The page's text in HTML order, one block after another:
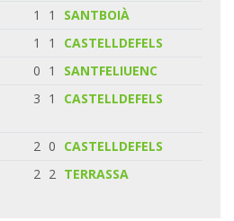
1 1
SANTBOIÀ
1 1
CASTELLDEFELS
0 1
SANTFELIUENC
3 1 CASTELLDEFELS
2 0 CASTELLDEFELS
2 2 TERRASSA